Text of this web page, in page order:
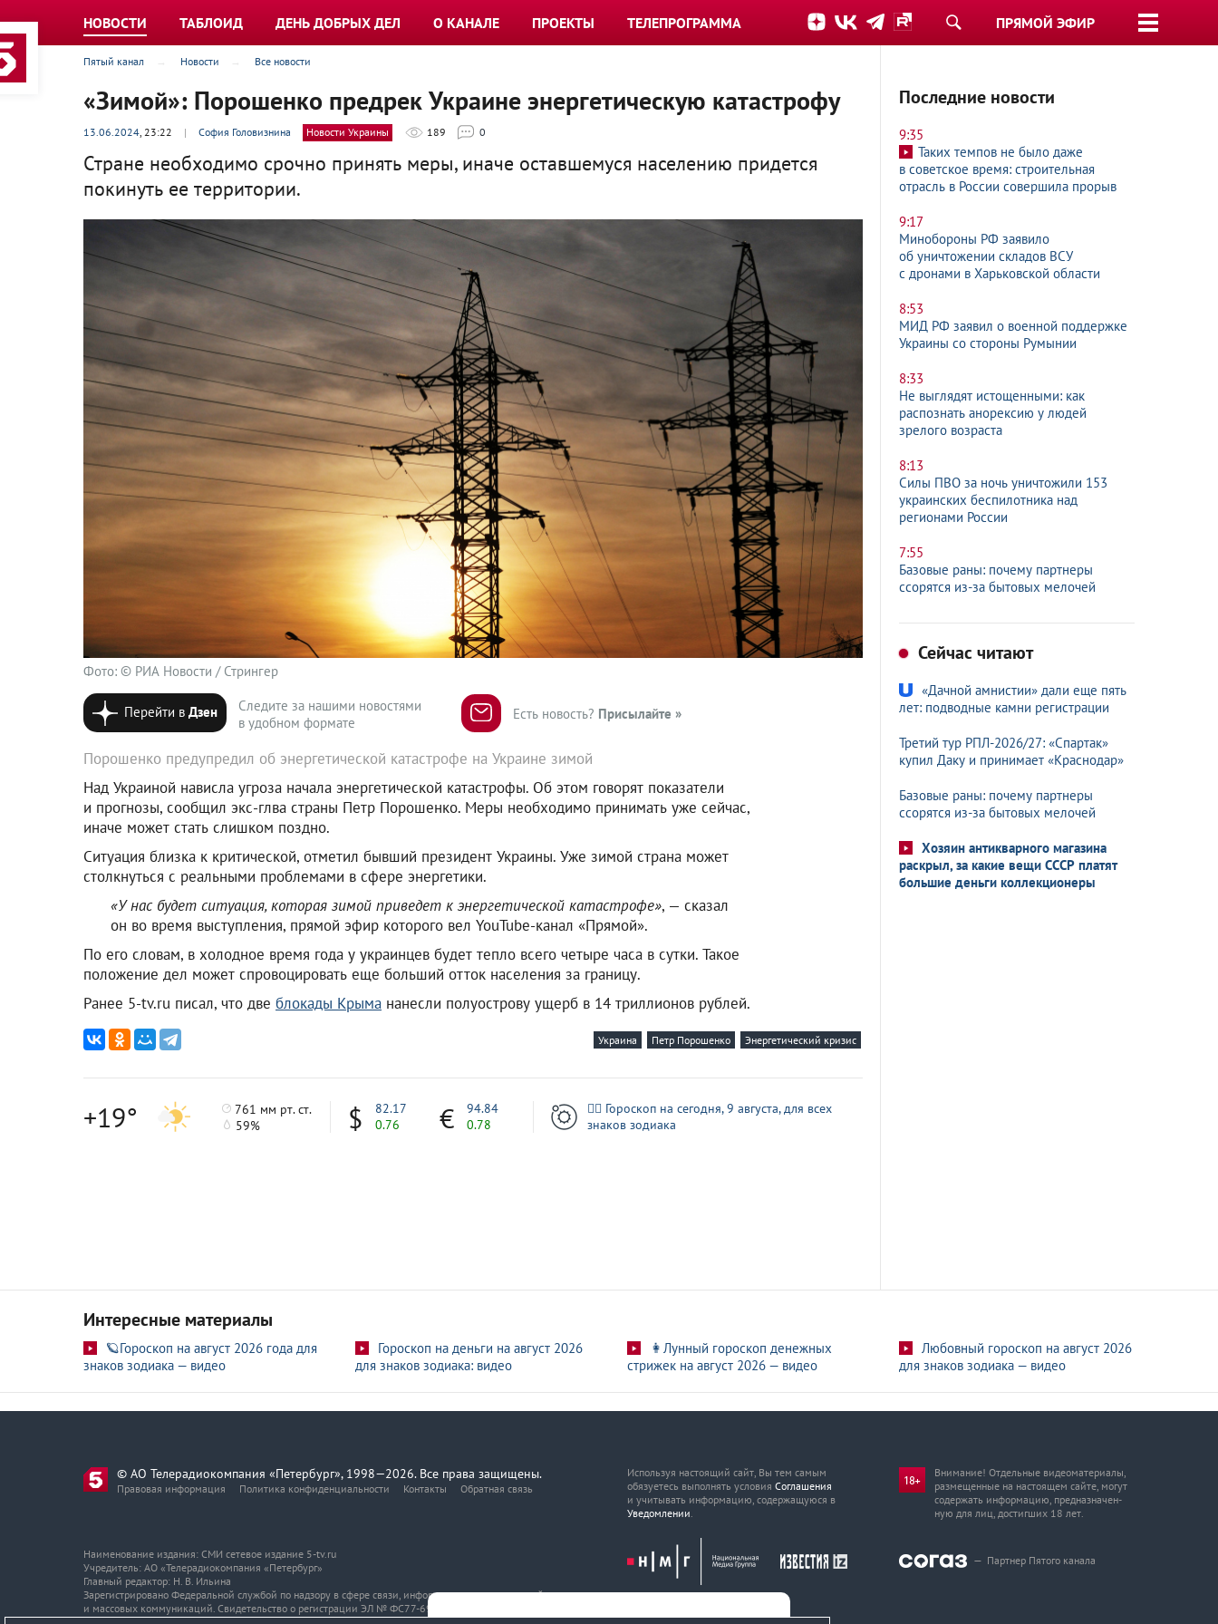
ПРЯМОЙ ЭФИР
НОВОСТИ ТАБЛОИД ДЕНЬ ДОБРЫХ ДЕЛ О КАНАЛЕ ПРОЕКТЫ ТЕЛЕПРОГРАММА
Пятый канал Новости Все новости
«Зимой»: Порошенко предрек Украине энергетическую катастрофу
13.06.2024, 23:22 | София Головизнина Новости Украины 189 0
Стране необходимо срочно принять меры, иначе оставшемуся населению придется
покинуть ее территории.
Фото: © РИА Новости / Стрингер
Перейти вДзен
Следите за нашими новостями
в удобном формате
Есть новость? Присылайте »
Порошенко предупредил об энергетической катастрофе на Украине зимой
Над Украиной нависла угроза начала энергетической катастрофы. Об этом говорят показатели
и прогнозы, сообщил экс-глва страны Петр Порошенко. Меры необходимо принимать уже сейчас,
иначе может стать слишком поздно.
Ситуация близка к критической, отметил бывший президент Украины. Уже зимой страна может
столкнуться с реальными проблемами в сфере энергетики.
«У нас будет ситуация, которая зимой приведет к энергетической катастрофе», — сказал
он во время выступления, прямой эфир которого вел YouTube-канал «Прямой».
По его словам, в холодное время года у украинцев будет тепло всего четыре часа в сутки. Такое
положение дел может спровоцировать еще больший отток населения за границу.
Ранее 5-tv.ru писал, что две блокады Крыма нанесли полуострову ущерб в 14 триллионов рублей.
Украина Петр Порошенко Энергетический кризис
+19°
761 мм рт. ст.
59%
82.17
0.76
94.84
0.78
🧙‍♀ Гороскоп на сегодня, 9 августа, для всех
знаков зодиака
Последние новости
9:35
Таких темпов не было даже
в советское время: строительная
отрасль в России совершила прорыв
9:17
Минобороны РФ заявило
об уничтожении складов ВСУ
с дронами в Харьковской области
8:53
МИД РФ заявил о военной поддержке
Украины со стороны Румынии
8:33
Не выглядят истощенными: как
распознать анорексию у людей
зрелого возраста
8:13
Силы ПВО за ночь уничтожили 153
украинских беспилотника над
регионами России
7:55
Базовые раны: почему партнеры
ссорятся из-за бытовых мелочей
Сейчас читают
«Дачной амнистии» дали еще пять
лет: подводные камни регистрации
Третий тур РПЛ-2026/27: «Спартак»
купил Даку и принимает «Краснодар»
Базовые раны: почему партнеры
ссорятся из-за бытовых мелочей
Хозяин антикварного магазина
раскрыл, за какие вещи СССР платят
большие деньги коллекционеры
Интересные материалы
🪐Гороскоп на август 2026 года для
знаков зодиака — видео
Гороскоп на деньги на август 2026
для знаков зодиака: видео
👩Лунный гороскоп денежных
стрижек на август 2026 — видео
Любовный гороскоп на август 2026
для знаков зодиака — видео
© АО Телерадиокомпания «Петербург», 1998—2026. Все права защищены.
Правовая информация Политика конфиденциальности Контакты Обратная связь
Используя настоящий сайт, Вы тем самым
обязуетесь выполнять условия Соглашения
и учитывать информацию, содержащуюся в
Уведомлении.
Внимание! Отдельные видеоматериалы,
размещенные на настоящем сайте, могут
содержать информацию, предназначен­
ную для лиц, достигших 18 лет.
Наименование издания: СМИ сетевое издание 5-tv.ru
Учредитель: АО «Телерадиокомпания «Петербург»
Главный редактор: Н. В. Ильина
Зарегистрировано Федеральной службой по надзору в сфере связи, информационных технологий
и массовых коммуникаций. Свидетельство о регистрации ЭЛ № ФС77-69216 от 29 марта 2017 года.
— Партнер Пятого канала